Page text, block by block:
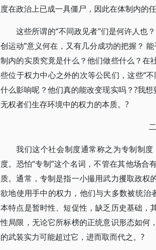
度在政治上已成一具僵尸，因此在体制内的
这些所谓的“不同政见者”们是何许人也
创运动”意义何在，又有几分成功的把握？
制内的实质究竟是什么？他们做些什么？在
些位于权力中心之外的次等公民们，这些“
什么影响呢？他们真的能改变现实吗？?我
无权者们生存环境中的权力的本质。?
二
我们这个社会制度通常称之为专制制
度。恐怕“专制”这个名词，不管在其他场
质。通常，专制是指一小撮用武力攫取政
欲地使用手中的权力，他们与大多数被统治
本特点是暂时性、短促性，缺乏历史基础，
性局限，无论它所标榜的正统意识形态如何
的武装实力可能超过它，进而取而代之。?